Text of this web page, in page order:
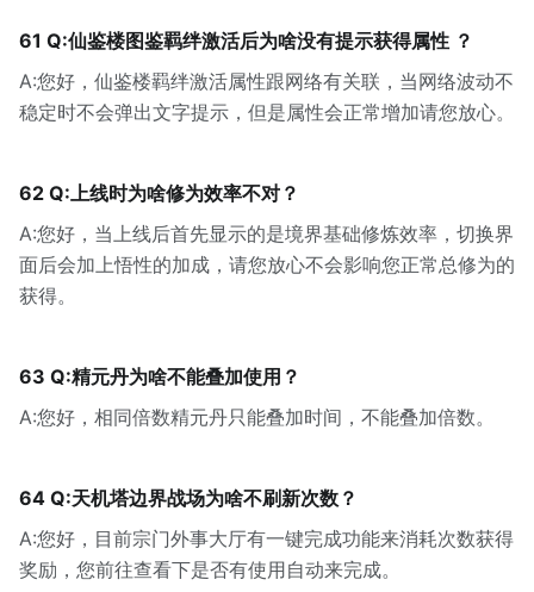
61 Q:仙鉴楼图鉴羁绊激活后为啥没有提示获得属性 ？
A:您好，仙鉴楼羁绊激活属性跟网络有关联，当网络波动不
稳定时不会弹出文字提示，但是属性会正常增加请您放心。
62 Q:上线时为啥修为效率不对？
A:您好，当上线后首先显示的是境界基础修炼效率，切换界
面后会加上悟性的加成，请您放心不会影响您正常总修为的
获得。
63 Q:精元丹为啥不能叠加使用？
A:您好，相同倍数精元丹只能叠加时间，不能叠加倍数。
64 Q:天机塔边界战场为啥不刷新次数？
A:您好，目前宗门外事大厅有一键完成功能来消耗次数获得
奖励，您前往查看下是否有使用自动来完成。